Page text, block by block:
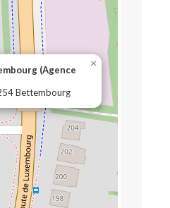
(Agence
Bettembourg
×